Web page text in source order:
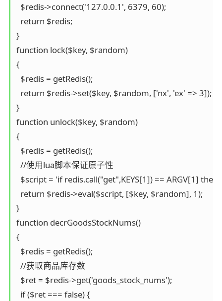
  $redis->connect('127.0.0.1', 6379, 60);
  return $redis;
}
function lock($key, $random)
{
  $redis = getRedis();
  return $redis->set($key, $random, ['nx', 'ex' => 3]);
}
function unlock($key, $random)
{
  $redis = getRedis();
  //使用lua脚本保证原子性
$script = 'if redis.call("get",KEYS[1]) == ARGV[1]
  return $redis->eval($script, [$key, $random], 1);
}
function decrGoodsStockNums()
{
  $redis = getRedis();
  //获取商品库存数
  $ret = $redis->get('goods_stock_nums');
  if ($ret === false) {